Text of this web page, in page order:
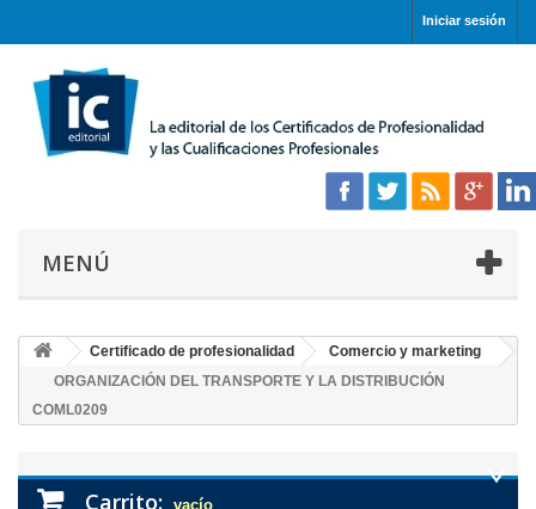
Iniciar sesión
MENÚ
Certificado de profesionalidad
Comercio y marketing
ORGANIZACIÓN DEL TRANSPORTE Y LA DISTRIBUCIÓN
COML0209
Carrito: vacío